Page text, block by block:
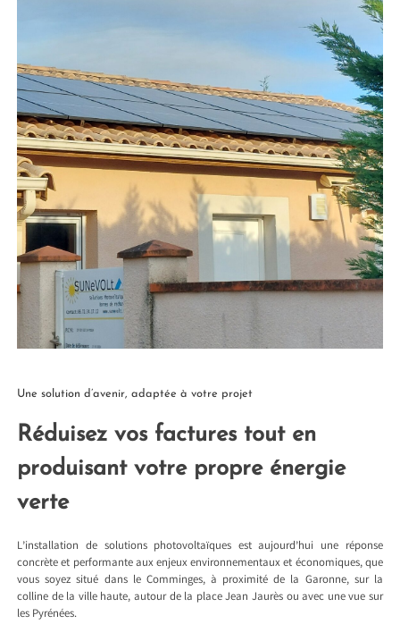
Une solution d’avenir, adaptée à votre projet
Réduisez vos factures tout en
produisant votre propre énergie
verte
L’installation de solutions photovoltaïques est aujourd’hui une réponse
concrète et performante aux enjeux environnementaux et économiques, que
vous soyez situé dans le Comminges, à proximité de la Garonne, sur la
colline de la ville haute, autour de la place Jean Jaurès ou avec une vue sur
les Pyrénées.